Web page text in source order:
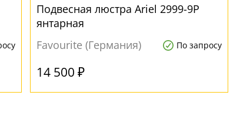
Подвесная люстра Ariel 2999-9P
янтарная
Favourite (Германия)
По запросу
14 500 ₽